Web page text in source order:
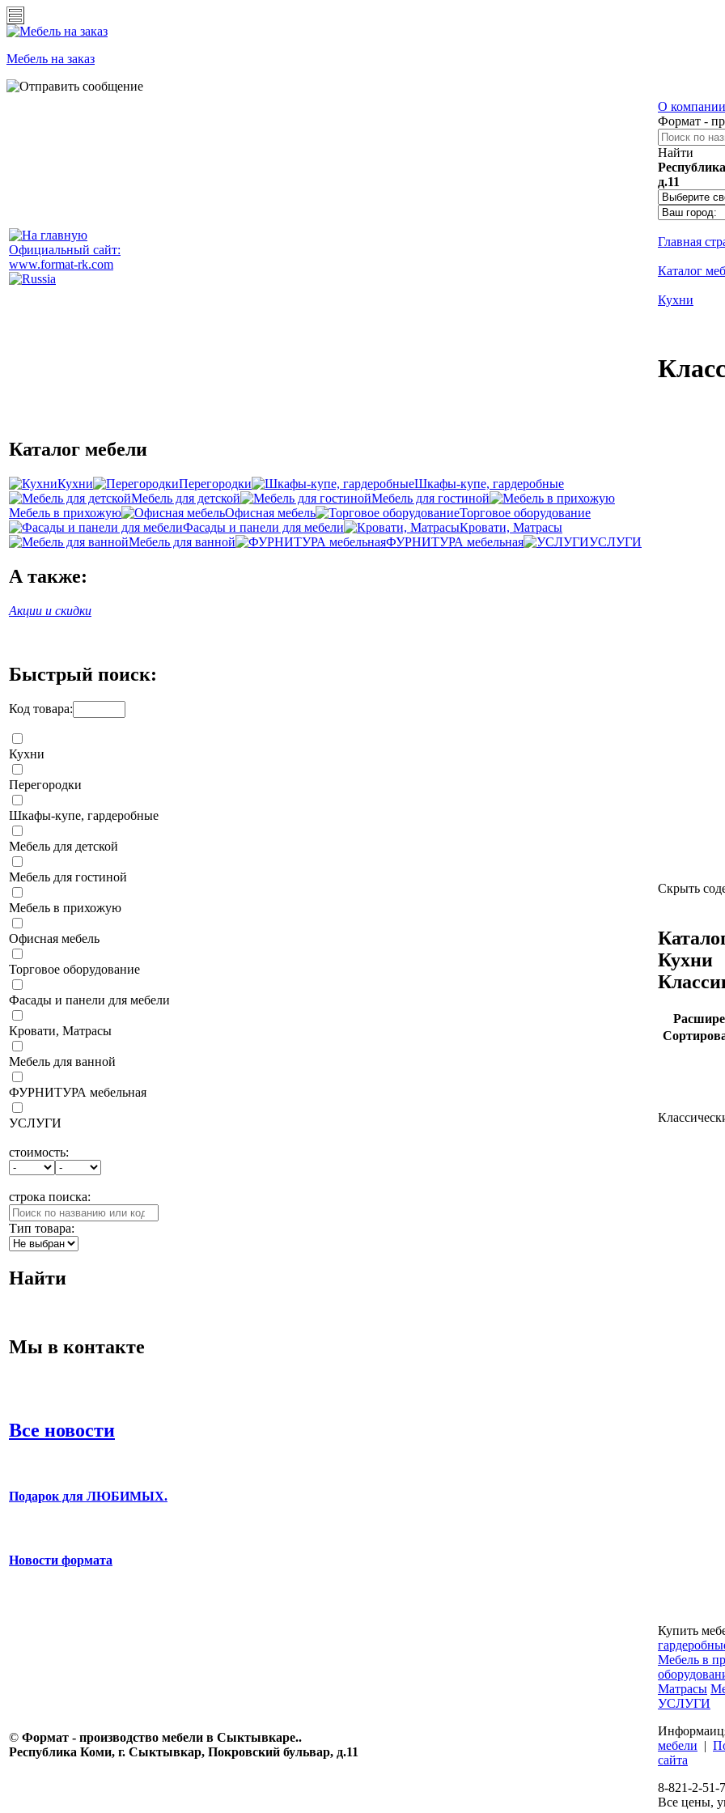
Мебель на заказ
Официальный сайт:
www.format-rk.com
О компании
Формат -
Найти
д.11
Главная
Каталог
Кухни
Каталог мебели
Кухни Перегородки
Шкафы-купе, гардеробные
Мебель для детской
Мебель для гостиной
Мебель в прихожую
Офисная мебель
Торговое оборудование
Фасады и панели для мебели
Кровати, Матрасы
Мебель для ванной
ФУРНИТУРА мебельная УСЛУГИ
А также:
Акции и скидки
Быстрый поиск:
Код товара:
Кухни
Перегородки
Шкафы-купе, гардеробные
Мебель для детской
Мебель для гостиной
Мебель в прихожую
Офисная мебель
Торговое оборудование
Фасады и панели для мебели
Кровати, Матрасы
Мебель для ванной
ФУРНИТУРА мебельная
УСЛУГИ
стоимость:
строка поиска:
Тип товара:
Найти
Мы в контакте
Все новости
Подарок для ЛЮБИМЫХ.
Новости формата
Скрыть
Кухни
© Формат - производство мебели в Сыктывкаре..
Республика Коми, г. Сыктывкар, Покровский бульвар, д.11
Купить
Мебель в
Матрасы
УСЛУГИ
мебели |
сайта
8-821-2-51-
Все цены,